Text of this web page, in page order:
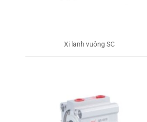
Xi lanh vuông SC